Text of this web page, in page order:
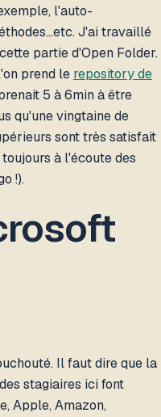
l'auto-
J'ai travaillé
partie d'Open Folder.
prend le repository de
5 à 6min à être
qu'une vingtaine de
sont très satisfait
à l'écoute des
!).
Il faut dire que la
stagiaires ici font
Apple, Amazon,